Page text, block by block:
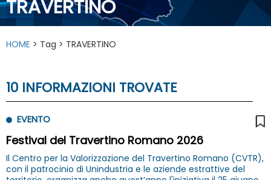
TRAVERTINO
HOME > Tag > TRAVERTINO
10 INFORMAZIONI TROVATE
EVENTO
Festival del Travertino Romano 2026
Il Centro per la Valorizzazione del Travertino Romano (CVTR),
con il patrocinio di Unindustria e le aziende estrattive del